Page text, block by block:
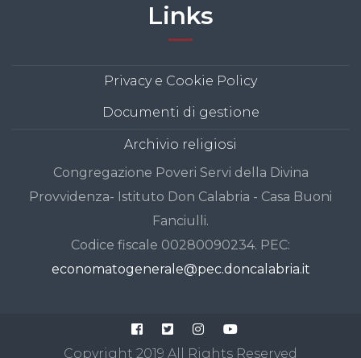
Links
Privacy e Cookie Policy
Documenti di gestione
Archivio religiosi
Congregazione Poveri Servi della Divina
Provvidenza- Istituto Don Calabria - Casa Buoni
Fanciulli.
Codice fiscale 00280090234. PEC:
economatogenerale@pec.doncalabria.it
Copyright 2019 All Rights Reserved